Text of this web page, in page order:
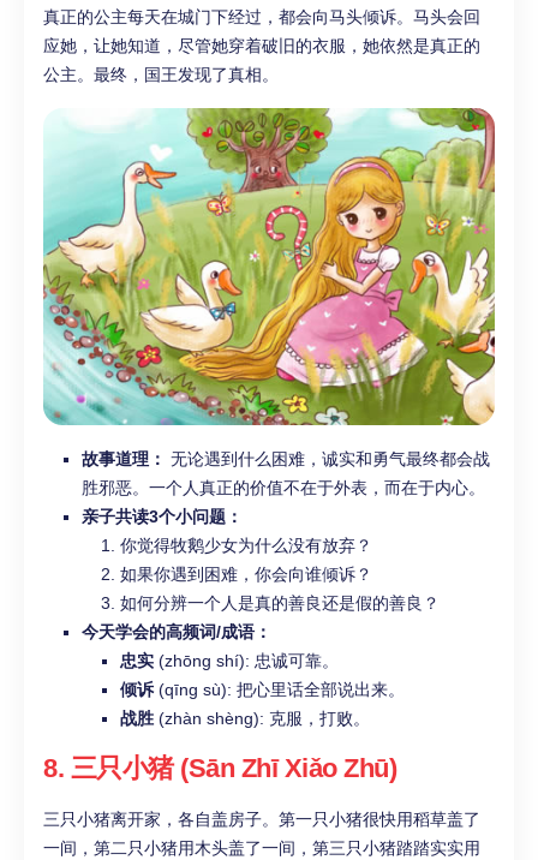
真正的公主每天在城门下经过，都会向马头倾诉。马头会回
应她，让她知道，尽管她穿着破旧的衣服，她依然是真正的
公主。最终，国王发现了真相。
故事道理： 无论遇到什么困难，诚实和勇气最终都会战
胜邪恶。一个人真正的价值不在于外表，而在于内心。
亲子共读3个小问题：
你觉得牧鹅少女为什么没有放弃？
如果你遇到困难，你会向谁倾诉？
如何分辨一个人是真的善良还是假的善良？
今天学会的高频词/成语：
忠实 (zhōng shí): 忠诚可靠。
倾诉 (qīng sù): 把心里话全部说出来。
战胜 (zhàn shèng): 克服，打败。
8. 三只小猪 (Sān Zhī Xiǎo Zhū)
三只小猪离开家，各自盖房子。第一只小猪很快用稻草盖了
一间，第二只小猪用木头盖了一间，第三只小猪踏踏实实用